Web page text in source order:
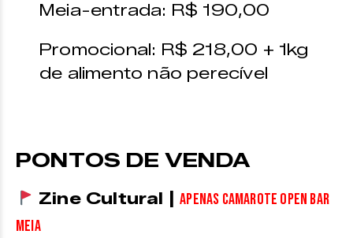
Meia-entrada: R$ 190,00
Promocional: R$ 218,00 + 1kg
de alimento não perecível
PONTOS DE VENDA
Zine Cultural |apenas camarote open bar
meia